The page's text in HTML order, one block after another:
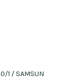
1 / SAMSUN